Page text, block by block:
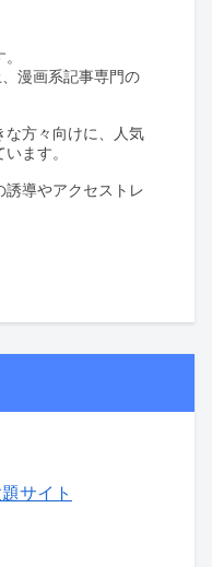
漫画系記事専門の
な方々向けに、人気
ます。
導やアクセストレ
サイト